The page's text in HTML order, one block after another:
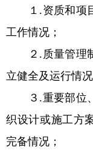
１.资质和项目
工作情况；
２.质量管理制
立健全及运行情况
３.重要部位、
织设计或施工方
完备情况；